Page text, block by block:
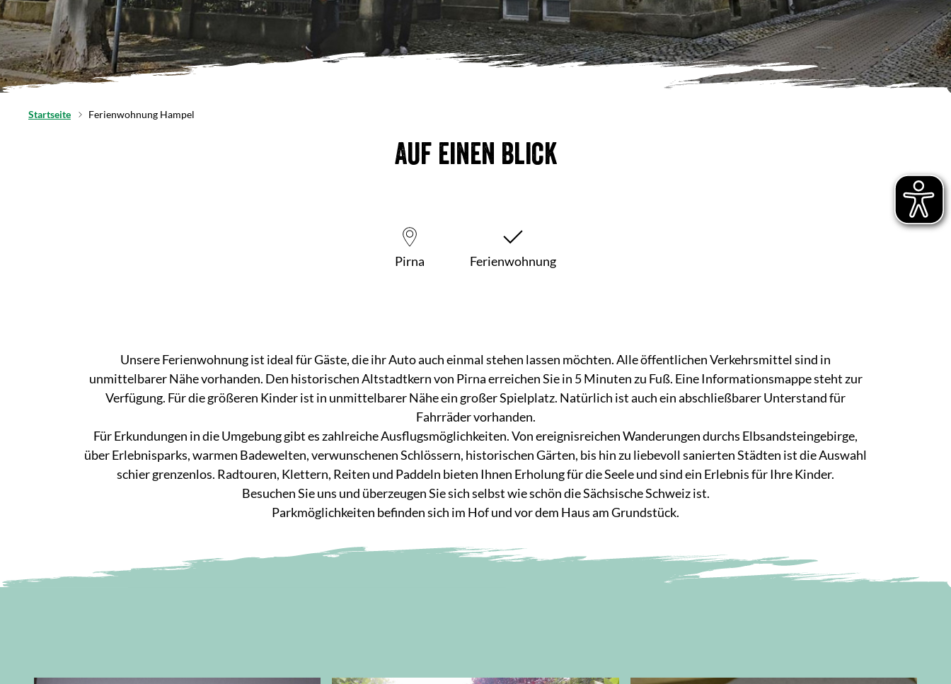
Startseite Ferienwohnung Hampel
Auf einen Blick
Pirna Ferienwohnung
Unsere Ferienwohnung ist ideal für Gäste, die ihr Auto auch einmal stehen lassen möchten. Alle öffentlichen Verkehrsmittel sind in
unmittelbarer Nähe vorhanden. Den historischen Altstadtkern von Pirna erreichen Sie in 5 Minuten zu Fuß. Eine Informationsmappe steht zur
Verfügung. Für die größeren Kinder ist in unmittelbarer Nähe ein großer Spielplatz. Natürlich ist auch ein abschließbarer Unterstand für
Fahrräder vorhanden.
Für Erkundungen in die Umgebung gibt es zahlreiche Ausflugsmöglichkeiten. Von ereignisreichen Wanderungen durchs Elbsandsteingebirge,
über Erlebnisparks, warmen Badewelten, verwunschenen Schlössern, historischen Gärten, bis hin zu liebevoll sanierten Städten ist die Auswahl
schier grenzenlos. Radtouren, Klettern, Reiten und Paddeln bieten Ihnen Erholung für die Seele und sind ein Erlebnis für Ihre Kinder.
Besuchen Sie uns und überzeugen Sie sich selbst wie schön die Sächsische Schweiz ist.
Parkmöglichkeiten befinden sich im Hof und vor dem Haus am Grundstück.